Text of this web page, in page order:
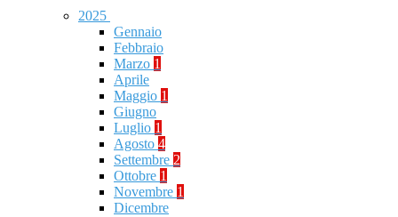
2025
Gennaio
Febbraio
Marzo 1
Aprile
Maggio 1
Giugno
Luglio 1
Agosto 4
Settembre 2
Ottobre 1
Novembre 1
Dicembre